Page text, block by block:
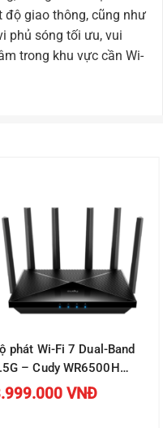
độ giao thông, cũng như
phủ sóng tối ưu, vui
trong khu vực cần Wi-
phát Wi-Fi 7 Dual-Band
– Cudy WR6500H
– Wi-Fi 7 – 2 băng
VNĐ